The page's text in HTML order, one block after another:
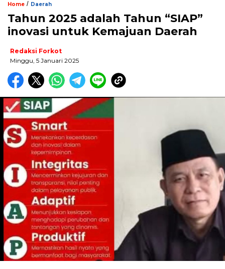
Home / Daerah
Tahun 2025 adalah Tahun “SIAP”
inovasi untuk Kemajuan Daerah
Redaksi Forkot
Minggu, 5 Januari 2025